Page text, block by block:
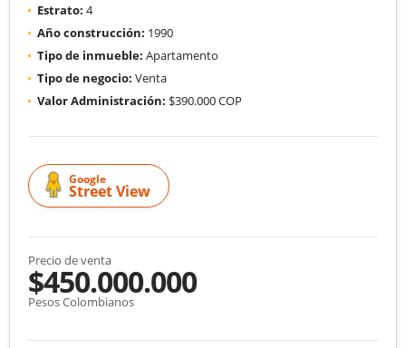
Estrato: 4
Año construcción: 1990
Tipo de inmueble: Apartamento
Tipo de negocio: Venta
Valor Administración: $390.000 COP
Google
Street View
Precio de venta
$450.000.000
Pesos Colombianos